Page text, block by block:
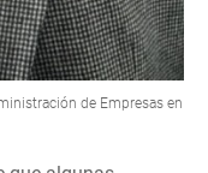
de Empresas en